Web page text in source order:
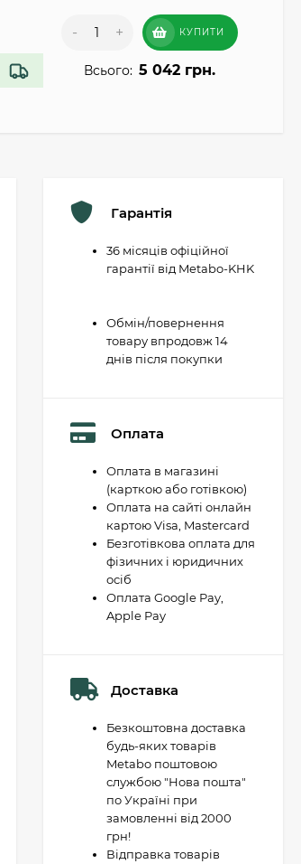
- + КУПИТИ
Всього: 5 042 грн.
Гарантія
36 місяців офіційної
гарантії від Metabo-KHK
Обмін/повернення
товару впродовж 14
днів після покупки
Оплата
Оплата в магазині
(карткою або готівкою)
Оплата на сайті онлайн
картою Visa, Mastercard
Безготівкова оплата для
фізичних і юридичних
осіб
Оплата Google Pay,
Apple Pay
Доставка
Безкоштовна доставка
будь-яких товарів
Metabo поштовою
службою "Нова пошта"
по Україні при
замовленні від 2000
грн!
Відправка товарів